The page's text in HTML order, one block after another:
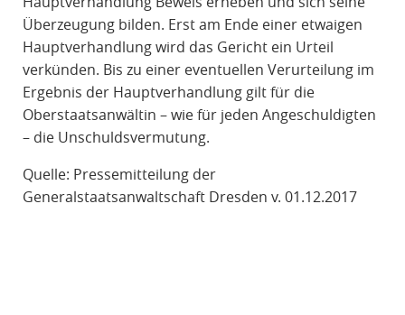
Überzeugung bilden. Erst am Ende einer etwaigen
Hauptverhandlung wird das Gericht ein Urteil
verkünden. Bis zu einer eventuellen Verurteilung im
Ergebnis der Hauptverhandlung gilt für die
Oberstaatsanwältin – wie für jeden Angeschuldigten
– die Unschuldsvermutung.
Quelle: Pressemitteilung der
Generalstaatsanwaltschaft Dresden v. 01.12.2017